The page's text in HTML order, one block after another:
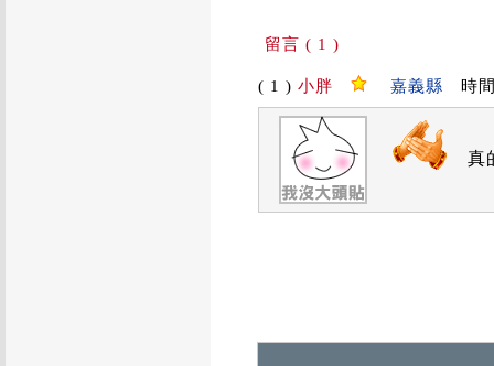
留言 ( 1 )
( 1 ) 小胖 嘉義縣 時間
真